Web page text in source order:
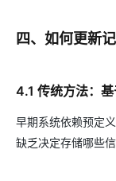
四、如何更新记
4.1 传统方法：
早期系统依赖预定
缺乏决定存储哪些